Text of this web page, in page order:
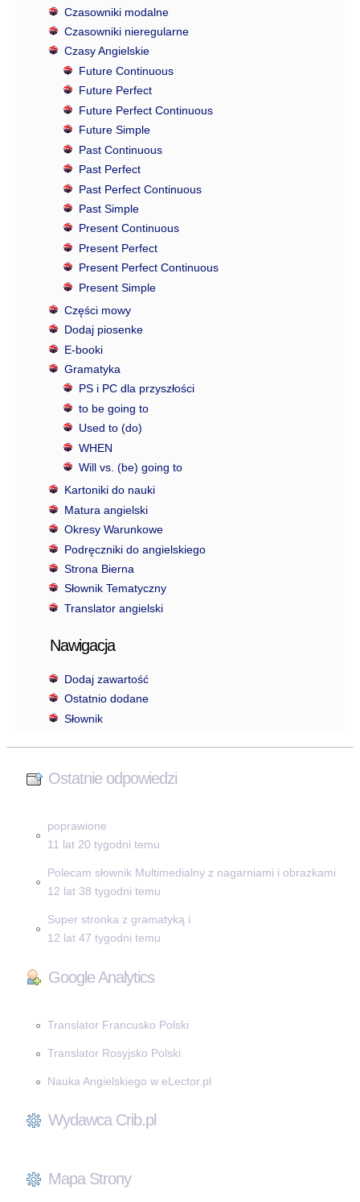
Czasowniki modalne
Czasowniki nieregularne
Czasy Angielskie
Future Continuous
Future Perfect
Future Perfect Continuous
Future Simple
Past Continuous
Past Perfect
Past Perfect Continuous
Past Simple
Present Continuous
Present Perfect
Present Perfect Continuous
Present Simple
Części mowy
Dodaj piosenke
E-booki
Gramatyka
PS i PC dla przyszłości
to be going to
Used to (do)
WHEN
Will vs. (be) going to
Kartoniki do nauki
Matura angielski
Okresy Warunkowe
Podręczniki do angielskiego
Strona Bierna
Słownik Tematyczny
Translator angielski
Nawigacja
Dodaj zawartość
Ostatnio dodane
Słownik
Ostatnie odpowiedzi
poprawione
11 lat 20 tygodni temu
Polecam słownik Multimedialny z nagarniami i obrazkami
12 lat 38 tygodni temu
Super stronka z gramatyką i
12 lat 47 tygodni temu
Google Analytics
Translator Francusko Polski
Translator Rosyjsko Polski
Nauka Angielskiego w eLector.pl
Wydawca Crib.pl
Mapa Strony